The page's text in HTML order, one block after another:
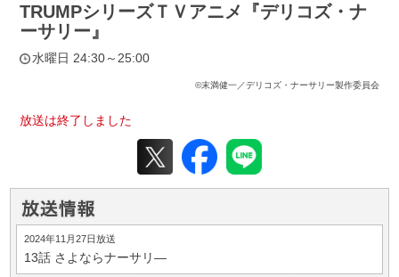
TRUMPシリーズＴＶアニメ『デリコズ・ナ
ーサリー』
水曜日 24:30～25:00
©末満健一／デリコズ・ナーサリー製作委員会
放送は終了しました
2024年11月27日放送
13話 さよならナーサリ―